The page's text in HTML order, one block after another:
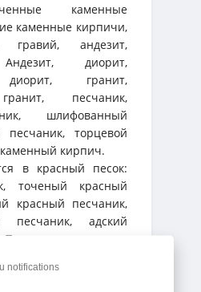
каменные
каменные кирпичи,
гравий, андезит,
диорит,
гранит,
песчаник,
шлифованный
песчаник, торцевой
кирпич.
в красный песок:
точеный красный
красный песчаник,
песчаник, адский
и красные
в глину: все блоки
notifications